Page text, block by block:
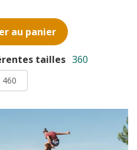
au panier
tailles 360
460